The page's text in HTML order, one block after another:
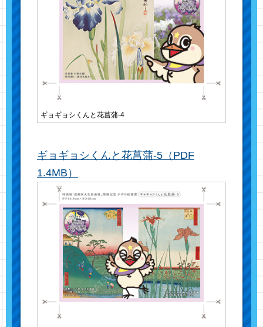
ギョギョシくんと花菖蒲-4
ギョギョシくんと花菖蒲-5（PDF
1.4MB）